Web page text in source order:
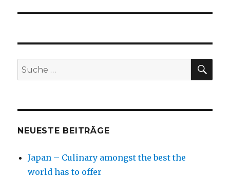
Suche
nach:
NEUESTE BEITRÄGE
Japan – Culinary amongst the best the
world has to offer